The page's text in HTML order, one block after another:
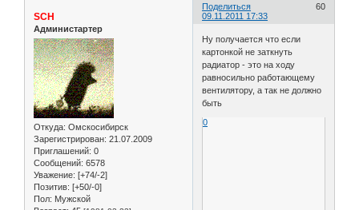
Поделиться
60
09.11.2011 17:33
SCH
Администартер
Откуда: Омскосибирск
Зарегистрирован: 21.07.2009
Приглашений: 0
Сообщений: 6578
Уважение: [+74/-2]
Позитив: [+50/-0]
Пол: Мужской
Ну получается что если
картонкой не заткнуть
радиатор - это на ходу
равносильно работающему
вентилятору, а так не должно
быть
0